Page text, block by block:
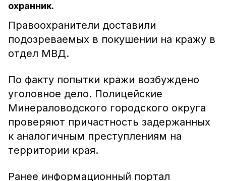
охранник.
Правоохранители доставили
подозреваемых в покушении на кражу в
отдел МВД.
По факту попытки кражи возбуждено
уголовное дело. Полицейские
Минераловодского городского округа
проверяют причастность задержанных
к аналогичным преступлениям на
территории края.
Ранее информационный портал